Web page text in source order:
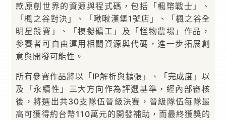
款原創世界的資源與程式碼，包括「楓幣戰士」、
「楓之谷對決」、「啾啾漢堡1號店」、「楓之谷全
明星競賽」、「模擬礦工」及「怪物農場」作品，
參賽者可自由運用相關資源與代碼，進一步拓展創
意與開發可能性。
所有參賽作品將以「IP解析與擴張」、「完成度」以
及「永續性」三大方向作為評選基準，經內部審核
後，將選出共30支隊伍晉級決賽，晉級隊伍每隊最
高可獲得約台幣110萬元的開發補助，而最終獲獎的